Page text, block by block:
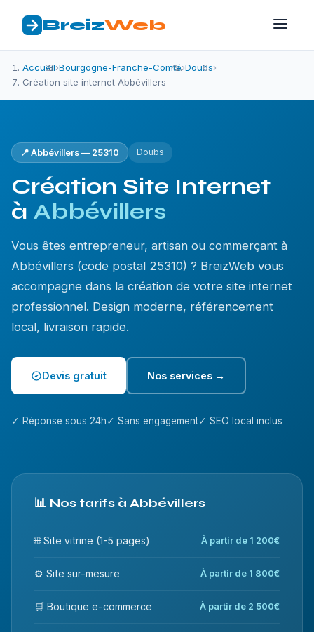
BreizWeb
Accueil›Bourgogne-Franche-Comté›Doubs›
Création site internet Abbévillers
📍 Abbévillers — 25310 Doubs
Création Site Internet
à Abbévillers
Vous êtes entrepreneur, artisan ou commerçant à
Abbévillers (code postal 25310) ? BreizWeb vous
accompagne dans la création de votre site internet
professionnel. Design moderne, référencement
local, livraison rapide.
Devis gratuit Nos services →
✓ Réponse sous 24h✓ Sans engagement✓ SEO local inclus
📊 Nos tarifs à Abbévillers
🌐 Site vitrine (1-5 pages) À partir de 1 200€
⚙️ Site sur-mesure À partir de 1 800€
🛒 Boutique e-commerce À partir de 2 500€